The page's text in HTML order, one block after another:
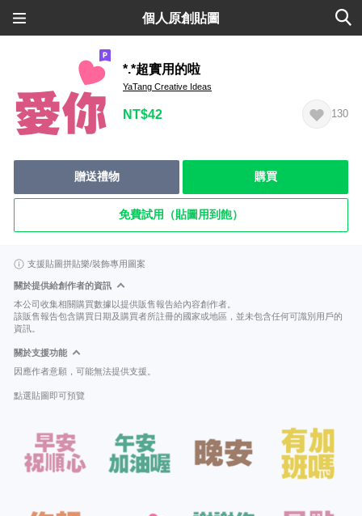
個人原創貼圖
*.*超實用的啦
YaTang Creative Ideas
NT$42 130
贈送禮物 購買
免費試用（貼圖用到飽）
支援貼圖拼貼樂/裝飾專用圖案
關於提供給創作者的資訊
本公司收集相關購買數據以提供販售報告給內容創作者。
該販售報告包含購買日期及購買者所註冊的國家或地區，並未包含任何可識別用戶的
資訊。
關於支援功能
因應作者意願，可能無法提供支援。
點選貼圖即可預覽